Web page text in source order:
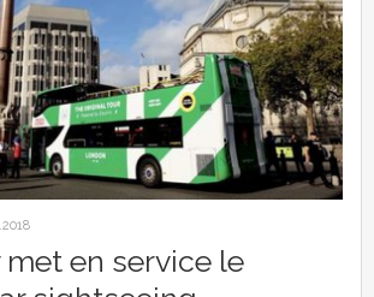
met en service le